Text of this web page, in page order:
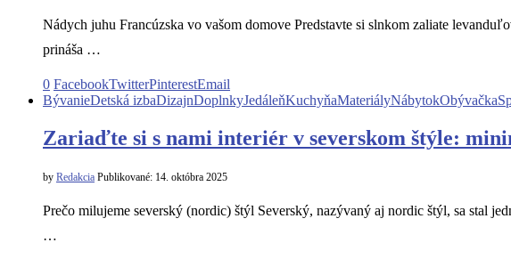
Nádych juhu Francúzska vo vašom domove Predstavte si slnkom zaliate
prináša …
0 FacebookTwitterPinterestEmail
BývanieDetská izbaDizajnDoplnkyJedáleňKuchyňaMateriályNábytokObývačka
Zariaďte si s nami interiér v severskom štýle:
by Redakcia Publikované: 14. októbra 2025
Prečo milujeme severský (nordic) štýl Severský, nazývaný aj nordic štýl, sa stal
…